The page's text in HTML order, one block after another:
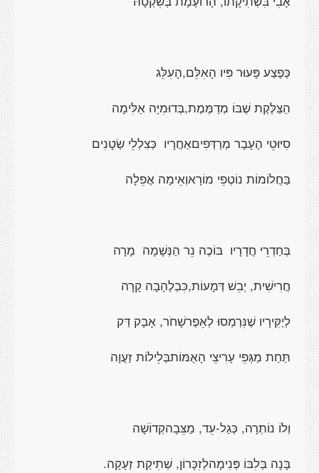
כְּפֶצַע פָּעוּר פִּיו הָאִלֵּם,הָעִלֵּג
הַצַּלֶּקֶת שֶׁבּוֹ מְדַמֶּמֶת,בְּדוּמִיָּה אַלִּימָה
סִיּוּטֵי הֶעָבָר מְרַדְּפִיםאַחֲרָיו כְּצִלְלֵי שְׂטָנִים
בַּחֲלוֹמוֹת נוֹטְפֵי מוֹרָאוְאֵימָה אֲפֵלָה
בְּחַדְרֵי חֲדָרָיו בּוֹכֶה נֵר הַנְּשָׁמָה מָרָה
חֲרִישִׁית, יְבֵשׁ דְּמָעוֹת,כִּבְלֶהָבָה קָרָה
לְיַקִּירָיו שֶׁנִּרְמְסוּ לְאֵפֶרשָׁחֹר, אָבָק דַּק
תַּחַת מַגְּפֵי עָרִיצֵי הָאֻמּוֹתבְּלֵילוֹת זַעֲוָה
וְלוֹ נוֹתְרָה, כְּגַל-עֵד, מַצֵּבָהקְדוֹשָׁה
בָּנָה בְּלִבּוֹ פְּנִימָהלְזִכָּרוֹן, שְׁתִיקַת זְעָקָה.